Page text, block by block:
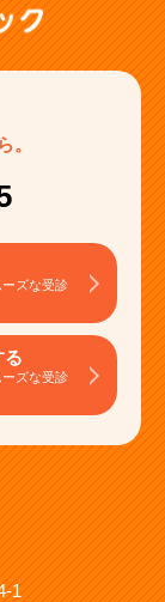
。
ズな受診
る
ズな受診
1